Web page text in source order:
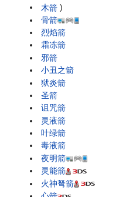
木箭 )
骨箭
烈焰箭
霜冻箭
邪箭
小丑之箭
狱炎箭
圣箭
诅咒箭
灵液箭
叶绿箭
毒液箭
夜明箭
灵能箭
火神弩箭